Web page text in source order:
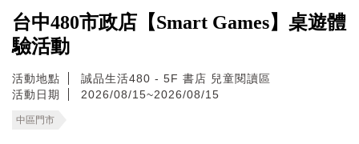
台中480市政店【Smart Games】桌遊體
驗活動
活動地點
誠品生活480 - 5F 書店 兒童閱讀區
活動日期
2026/08/15~2026/08/15
中區門市